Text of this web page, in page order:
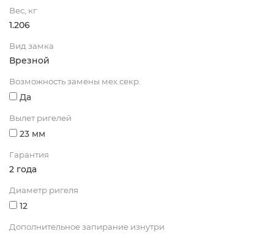
Вес, кг
1.206
Вид замка
Врезной
Возможность замены мех.секр.
Да
Вылет ригелей
23 мм
Гарантия
2 года
Диаметр ригеля
12
Дополнительное запирание изнутри